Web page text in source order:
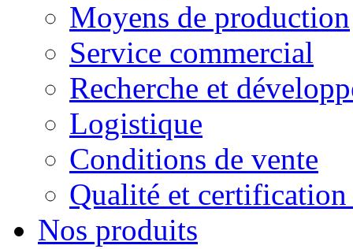
Moyens de production
Service commercial
Recherche et
Logistique
Conditions de vente
Qualité et
Nos produits